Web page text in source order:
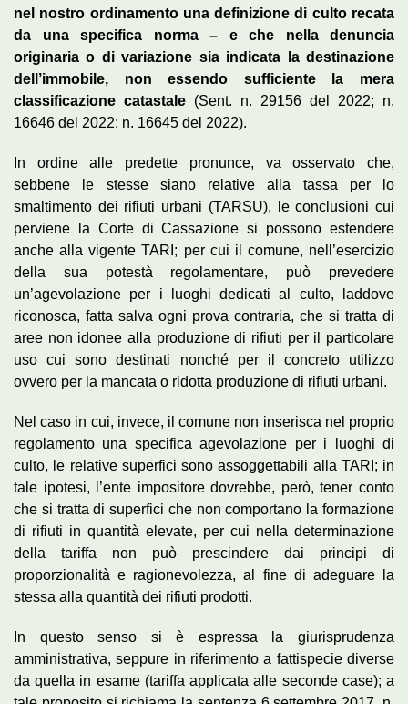
nel nostro ordinamento una definizione di culto recata
da una specifica norma – e che nella denuncia
originaria o di variazione sia indicata la destinazione
dell’immobile, non essendo sufficiente la mera
classificazione catastale (Sent. n. 29156 del 2022; n.
16646 del 2022; n. 16645 del 2022).
In ordine alle predette pronunce, va osservato che,
sebbene le stesse siano relative alla tassa per lo
smaltimento dei rifiuti urbani (TARSU), le conclusioni cui
perviene la Corte di Cassazione si possono estendere
anche alla vigente TARI; per cui il comune, nell’esercizio
della sua potestà regolamentare, può prevedere
un’agevolazione per i luoghi dedicati al culto, laddove
riconosca, fatta salva ogni prova contraria, che si tratta di
aree non idonee alla produzione di rifiuti per il particolare
uso cui sono destinati nonché per il concreto utilizzo
ovvero per la mancata o ridotta produzione di rifiuti urbani.
Nel caso in cui, invece, il comune non inserisca nel proprio
regolamento una specifica agevolazione per i luoghi di
culto, le relative superfici sono assoggettabili alla TARI; in
tale ipotesi, l’ente impositore dovrebbe, però, tener conto
che si tratta di superfici che non comportano la formazione
di rifiuti in quantità elevate, per cui nella determinazione
della tariffa non può prescindere dai principi di
proporzionalità e ragionevolezza, al fine di adeguare la
stessa alla quantità dei rifiuti prodotti.
In questo senso si è espressa la giurisprudenza
amministrativa, seppure in riferimento a fattispecie diverse
da quella in esame (tariffa applicata alle seconde case); a